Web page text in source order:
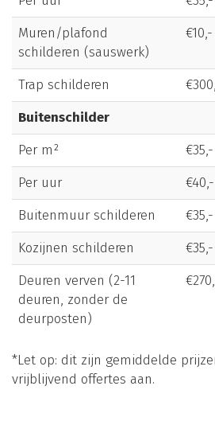
Muren/plafond
schilderen (sauswerk)
Trap schilderen
Buitenschilder
Per m²
Per uur
Buitenmuur schilderen
Kozijnen schilderen
Deuren verven (2-11
deuren, zonder de
deurposten)
*Let op: dit zijn gemiddelde
vrijblijvend offertes aan.